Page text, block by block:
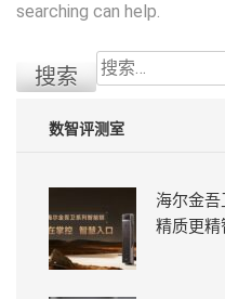
searching can help.
搜
索：
数智评测室
海尔金吾
精质更精